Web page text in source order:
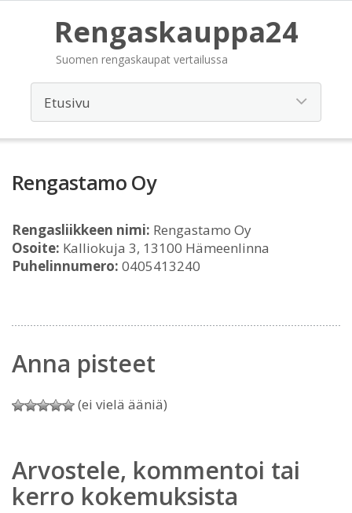
Rengaskauppa24
Suomen rengaskaupat vertailussa
Rengastamo Oy
Rengasliikkeen nimi: Rengastamo Oy
Osoite: Kalliokuja 3, 13100 Hämeenlinna
Puhelinnumero: 0405413240
Anna pisteet
(ei vielä ääniä)
Arvostele, kommentoi tai
kerro kokemuksista